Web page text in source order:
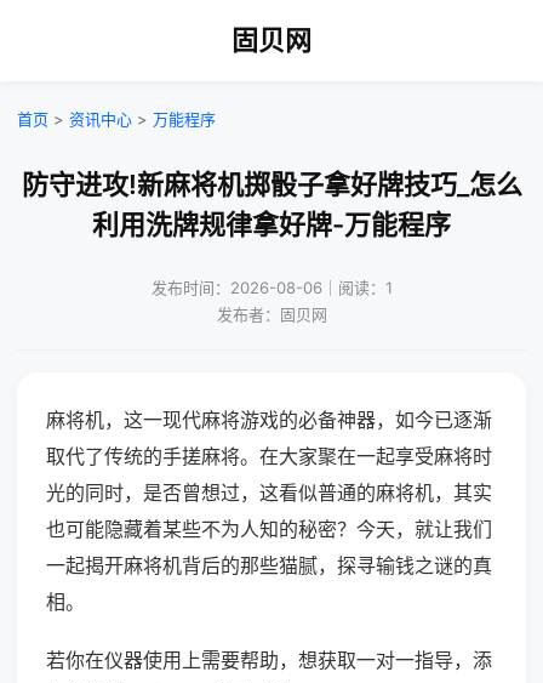
固贝网
首页 > 资讯中心 > 万能程序
防守进攻!新麻将机掷骰子拿好牌技巧_怎么
利用洗牌规律拿好牌-万能程序
发布时间：2026-08-06｜阅读：1
发布者：固贝网
麻将机，这一现代麻将游戏的必备神器，如今已逐渐
取代了传统的手搓麻将。在大家聚在一起享受麻将时
光的同时，是否曾想过，这看似普通的麻将机，其实
也可能隐藏着某些不为人知的秘密？今天，就让我们
一起揭开麻将机背后的那些猫腻，探寻输钱之谜的真
相。
若你在仪器使用上需要帮助，想获取一对一指导，添